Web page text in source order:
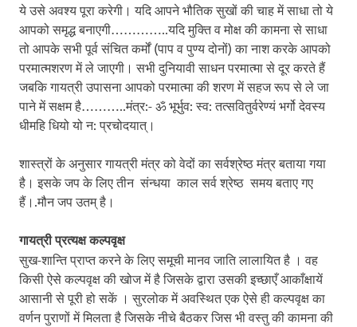
ये उसे अवश्य पूरा करेगी। यदि आपने भौतिक सुखों की चाह में साधा तो ये
आपको समृद्ध बनाएगी…………..यदि मुक्ति व मोक्ष की कामना से साधा
तो आपके सभी पूर्व संचित कर्मों (पाप व पुण्य दोनों) का नाश करके आपको
परमात्मशरण में ले जाएगी। सभी दुनियावी साधन परमात्मा से दूर करते हैं
जबकि गायत्री उपासना आपको परमात्मा की शरण में सहज रूप से ले जा
पाने में सक्षम है………..मंत्र:- ॐ भूर्भुव: स्व: तत्सवितुर्वरेण्यं भर्गो देवस्य
धीमहि धियो यो न: प्रचोदयात्।
शास्त्रों के अनुसार गायत्री मंत्र को वेदों का सर्वश्रेष्ठ मंत्र बताया गया
है। इसके जप के लिए तीन संन्धया काल सर्व श्रेष्ठ समय बताए गए
हैं।.मौन जप उतम् है।
गायत्री प्रत्यक्ष कल्पवृक्ष
सुख-शान्ति प्राप्त करने के लिए समूची मानव जाति लालायित है । वह
किसी ऐसे कल्पवृक्ष की खोज में है जिसके द्वारा उसकी इच्छाएँ आकाँक्षायें
आसानी से पूरी हो सकें । सुरलोक में अवस्थित एक ऐसे ही कल्पवृक्ष का
वर्णन पुराणों में मिलता है जिसके नीचे बैठकर जिस भी वस्तु की कामना की